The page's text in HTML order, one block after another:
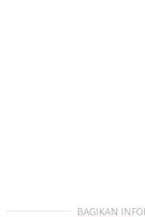
BAGIKAN